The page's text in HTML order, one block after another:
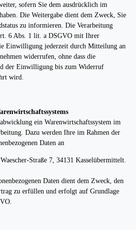
sofern Sie dem ausdrücklich im
Die Weitergabe dient dem Zweck, Sie
zu informieren. Die Verarbeitung
6 Abs. 1 lit. a DSGVO mit Ihrer
Einwilligung jederzeit durch Mitteilung an
widerrufen, ohne dass die
der Einwilligung bis zum Widerruf
wird.
ein Warenwirtschaftssystem im
Dazu werden Ihre im Rahmen der
Daten an
Straße 7, 34131 Kasselübermittelt.
Daten dient dem Zweck, den
zu erfüllen und erfolgt auf Grundlage